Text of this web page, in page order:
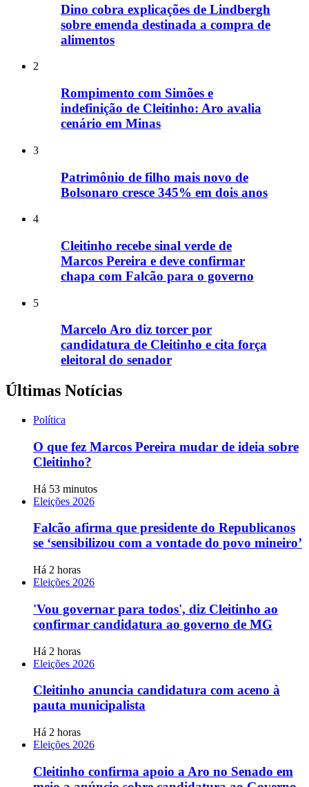
Dino cobra explicações de Lindbergh
sobre emenda destinada a compra de
alimentos
2
Rompimento com Simões e
indefinição de Cleitinho: Aro avalia
cenário em Minas
3
Patrimônio de filho mais novo de
Bolsonaro cresce 345% em dois anos
4
Cleitinho recebe sinal verde de
Marcos Pereira e deve confirmar
chapa com Falcão para o governo
5
Marcelo Aro diz torcer por
candidatura de Cleitinho e cita força
eleitoral do senador
Últimas Notícias
Política
O que fez Marcos Pereira mudar de ideia sobre
Cleitinho?
Há 53 minutos
Eleições 2026
Falcão afirma que presidente do Republicanos
se ‘sensibilizou com a vontade do povo mineiro’
Há 2 horas
Eleições 2026
'Vou governar para todos', diz Cleitinho ao
confirmar candidatura ao governo de MG
Há 2 horas
Eleições 2026
Cleitinho anuncia candidatura com aceno à
pauta municipalista
Há 2 horas
Eleições 2026
Cleitinho confirma apoio a Aro no Senado em